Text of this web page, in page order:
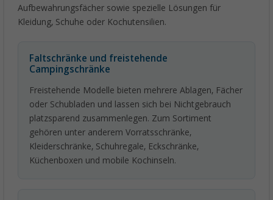
Aufbewahrungsfächer sowie spezielle Lösungen für
Kleidung, Schuhe oder Kochutensilien.
Faltschränke und freistehende
Campingschränke
Freistehende Modelle bieten mehrere Ablagen, Fächer
oder Schubladen und lassen sich bei Nichtgebrauch
platzsparend zusammenlegen. Zum Sortiment
gehören unter anderem Vorratsschränke,
Kleiderschränke, Schuhregale, Eckschränke,
Küchenboxen und mobile Kochinseln.